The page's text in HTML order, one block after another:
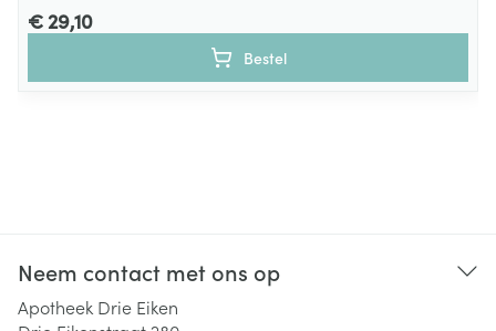
€ 29,10
Bestel
Neem contact met ons op
Apotheek Drie Eiken